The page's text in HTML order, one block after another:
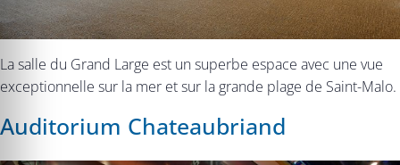
La salle du Grand Large est un superbe espace avec une vue
exceptionnelle sur la mer et sur la grande plage de Saint-Malo.
Auditorium Chateaubriand